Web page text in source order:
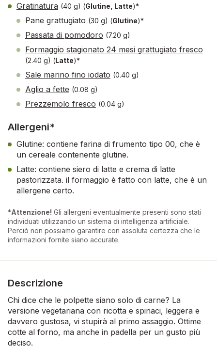
Gratinatura (40 g) (Glutine, Latte)*
Pane grattugiato (30 g) (Glutine)*
Passata di pomodoro (7.20 g)
Formaggio stagionato 24 mesi grattugiato fresco
(2.40 g) (Latte)*
Sale marino fino iodato (0.40 g)
Aglio a fette (0.08 g)
Prezzemolo fresco (0.04 g)
Allergeni*
Glutine: contiene farina di frumento tipo 00, che è
un cereale contenente glutine.
Latte: contiene siero di latte e crema di latte
pastorizzata. il formaggio è fatto con latte, che è un
allergene certo.
*Attenzione! Gli allergeni eventualmente presenti sono stati
individuati utilizzando un sistema di intelligenza artificiale.
Perciò non possiamo garantire con assoluta certezza che le
informazioni fornite siano accurate.
Descrizione
Chi dice che le polpette siano solo di carne? La
versione vegetariana con ricotta e spinaci, leggera e
davvero gustosa, vi stupirà al primo assaggio. Ottime
cotte al forno, ma anche in padella per un gusto più
deciso.